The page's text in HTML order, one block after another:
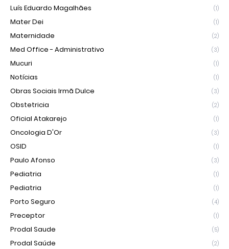
Luís Eduardo Magalhães (1)
Mater Dei (1)
Maternidade (2)
Med Office - Administrativo (3)
Mucuri (1)
Notícias (1)
Obras Sociais Irmã Dulce (3)
Obstetricia (2)
Oficial Atakarejo (1)
Oncologia D'Or (3)
OSID (1)
Paulo Afonso (3)
Pediatria (1)
Pediatria (1)
Porto Seguro (4)
Preceptor (1)
Prodal Saude (5)
Prodal Saúde (2)